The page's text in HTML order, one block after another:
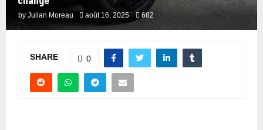
by Julian Moreau août 16, 2025 682
SHARE 0